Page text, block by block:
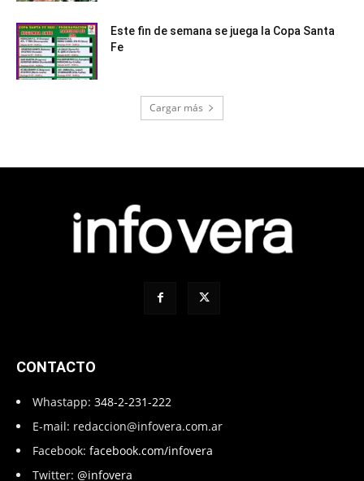
Este fin de semana se juega la Copa Santa
Fe
Cargar más
CONTACTO
Whastapp: 348-2-231-222
E-mail: redaccion@infovera.com.ar
Facebook: facebook.com/infovera
Twitter: @infovera